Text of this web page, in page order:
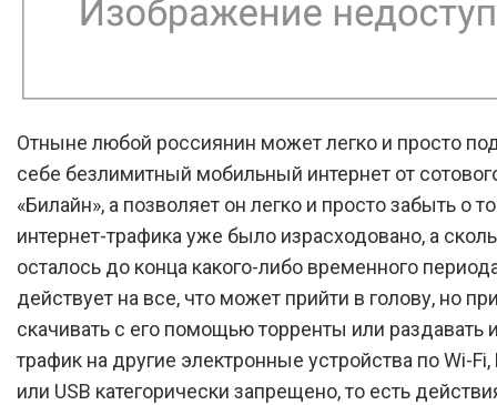
Отныне любой россиянин может легко и просто
себе безлимитный мобильный интернет от
«Билайн», а позволяет он легко и просто забыть о
интернет-трафика уже было израсходовано, а
осталось до конца какого-либо временного
действует на все, что может прийти в голову, но
скачивать с его помощью торренты или раздавать
трафик на другие электронные устройства по Wi-
или USB категорически запрещено, то есть